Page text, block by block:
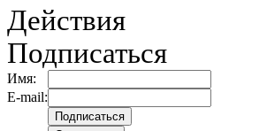
Действия
Подписаться
Имя:
E-mail: